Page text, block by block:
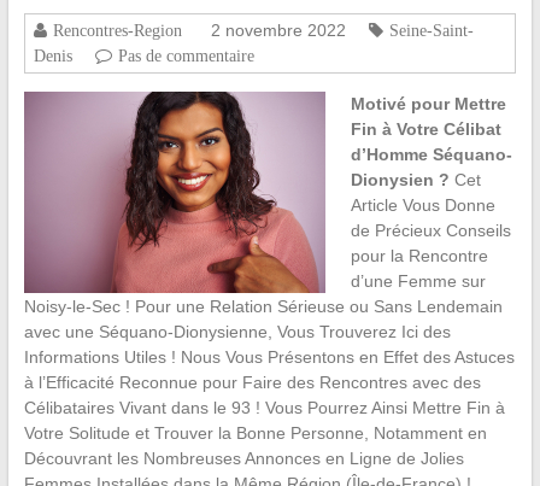
Rencontres-Region 2 novembre 2022
Seine-Saint-
Denis
Pas de commentaire
Motivé pour Mettre
Fin à Votre Célibat
d’Homme Séquano-
Dionysien ? Cet
Article Vous Donne
de Précieux Conseils
pour la Rencontre
d’une Femme sur
Noisy-le-Sec ! Pour une Relation Sérieuse ou Sans Lendemain
avec une Séquano-Dionysienne, Vous Trouverez Ici des
Informations Utiles ! Nous Vous Présentons en Effet des Astuces
à l’Efficacité Reconnue pour Faire des Rencontres avec des
Célibataires Vivant dans le 93 ! Vous Pourrez Ainsi Mettre Fin à
Votre Solitude et Trouver la Bonne Personne, Notamment en
Découvrant les Nombreuses Annonces en Ligne de Jolies